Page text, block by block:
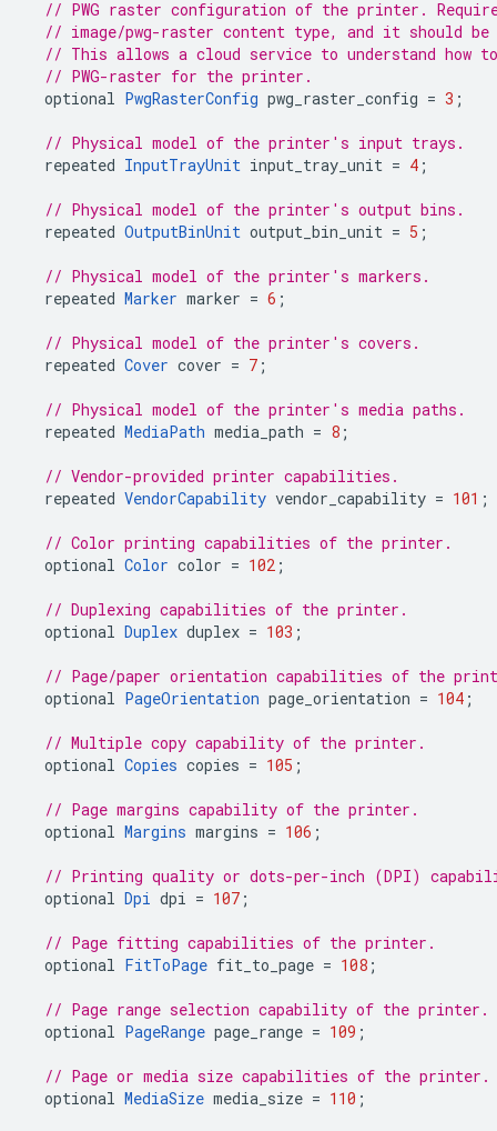
// PWG raster configuration of the printer.
// image/pwg-raster content type, and it should be
// This allows a cloud service to understand how
// PWG-raster for the printer.
optional PwgRasterConfig pwg_raster_config = 3 ;
// Physical model of the printer's input trays.
repeated InputTrayUnit input_tray_unit = 4 ;
// Physical model of the printer's output bins.
repeated OutputBinUnit output_bin_unit = 5 ;
// Physical model of the printer's markers.
repeated Marker marker = 6 ;
// Physical model of the printer's covers.
repeated Cover cover = 7 ;
// Physical model of the printer's media paths.
repeated MediaPath media_path = 8 ;
// Vendor-provided printer capabilities.
repeated VendorCapability vendor_capability = 101 ;
// Color printing capabilities of the printer.
optional Color color = 102 ;
// Duplexing capabilities of the printer.
optional Duplex duplex = 103 ;
// Page/paper orientation capabilities of the
optional PageOrientation page_orientation = 104 ;
// Multiple copy capability of the printer.
optional Copies copies = 105 ;
// Page margins capability of the printer.
optional Margins margins = 106 ;
// Printing quality or dots-per-inch (DPI)
optional Dpi dpi = 107 ;
// Page fitting capabilities of the printer.
optional FitToPage fit_to_page = 108 ;
// Page range selection capability of the printer.
optional PageRange page_range = 109 ;
// Page or media size capabilities of the printer.
optional MediaSize media_size = 110 ;